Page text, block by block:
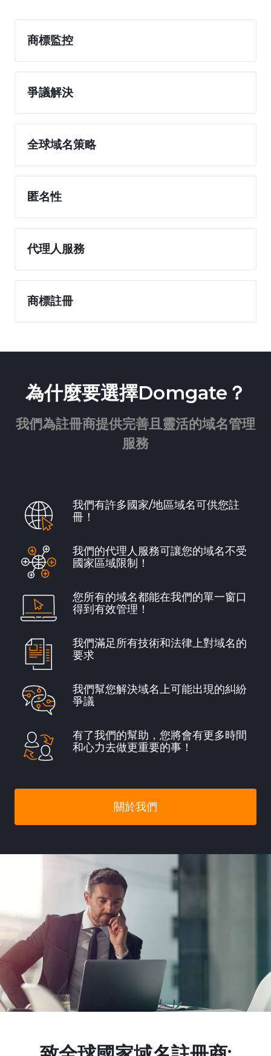
商標監控
爭議解決
全球域名策略
匿名性
代理人服務
商標註冊
為什麼要選擇Domgate？
我們為註冊商提供完善且靈活的域名管理
服務
我們有許多國家/地區域名可供您註
冊！
我們的代理人服務可讓您的域名不受
國家區域限制！
您所有的域名都能在我們的單一窗口
得到有效管理！
我們滿足所有技術和法律上對域名的
要求
我們幫您解決域名上可能出現的糾紛
爭議
有了我們的幫助，您將會有更多時間
和心力去做更重要的事！
關於我們